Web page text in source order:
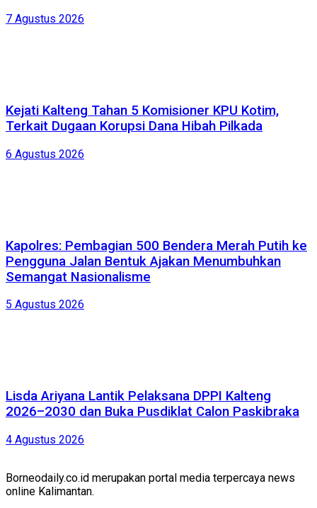
7 Agustus 2026
Kejati Kalteng Tahan 5 Komisioner KPU Kotim,
Terkait Dugaan Korupsi Dana Hibah Pilkada
6 Agustus 2026
Kapolres: Pembagian 500 Bendera Merah Putih ke
Pengguna Jalan Bentuk Ajakan Menumbuhkan
Semangat Nasionalisme
5 Agustus 2026
Lisda Ariyana Lantik Pelaksana DPPI Kalteng
2026–2030 dan Buka Pusdiklat Calon Paskibraka
4 Agustus 2026
Borneodaily.co.id merupakan portal media terpercaya news
online Kalimantan.